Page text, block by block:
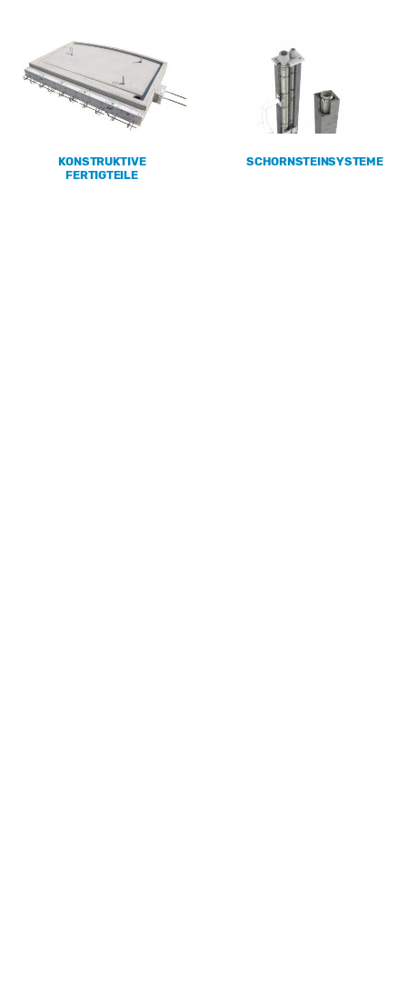
KONSTRUKTIVE
FERTIGTEILE
SCHORNSTEINSYSTEME